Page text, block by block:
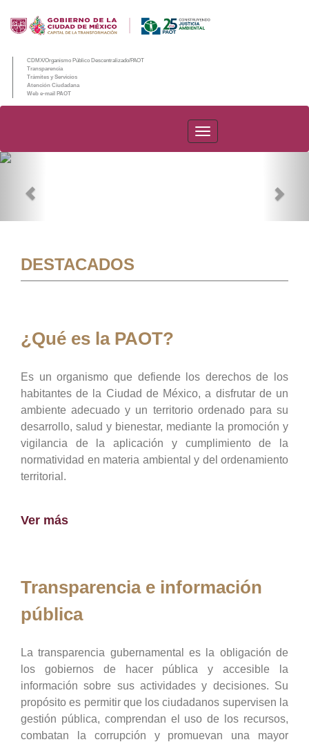
CDMX/Organismo Público Descentralizado/PAOT
Transparencia
Trámites y Servicios
Atención Ciudadana
Web e-mail PAOT
PAOT
DESTACADOS
¿Qué es la PAOT?
Es un organismo que defiende los derechos de los
habitantes de la Ciudad de México, a disfrutar de un
ambiente adecuado y un territorio ordenado para su
desarrollo, salud y bienestar, mediante la promoción y
vigilancia de la aplicación y cumplimiento de la
normatividad en materia ambiental y del ordenamiento
territorial.
Ver más
Transparencia e información
pública
La transparencia gubernamental es la obligación de
los gobiernos de hacer pública y accesible la
información sobre sus actividades y decisiones. Su
propósito es permitir que los ciudadanos supervisen la
gestión pública, comprendan el uso de los recursos,
combatan la corrupción y promuevan una mayor